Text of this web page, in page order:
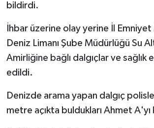
bildirdi.
İhbar üzerine olay yerine İl
Deniz Limanı Şube Müdürlüğü Su
Amirliğine bağlı dalgıçlar ve sağlık
edildi.
Denizde arama yapan dalgıç
metre açıkta buldukları Ahmet A'yı